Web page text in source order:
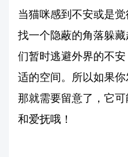
当猫咪感到不安或是
找一个隐蔽的角落躲
们暂时逃避外界的不
适的空间。所以如果
那就需要留意了，它
和爱抚哦！